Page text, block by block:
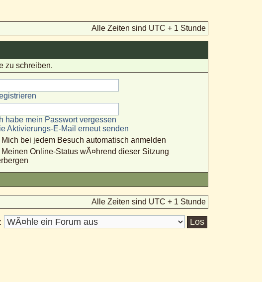
Alle Zeiten sind UTC + 1 Stunde
zu schreiben.
habe mein Passwort vergessen
Aktivierungs-E-Mail erneut senden
Mich bei jedem Besuch automatisch anmelden
Meinen Online-Status wÃ¤hrend dieser Sitzung
Alle Zeiten sind UTC + 1 Stunde